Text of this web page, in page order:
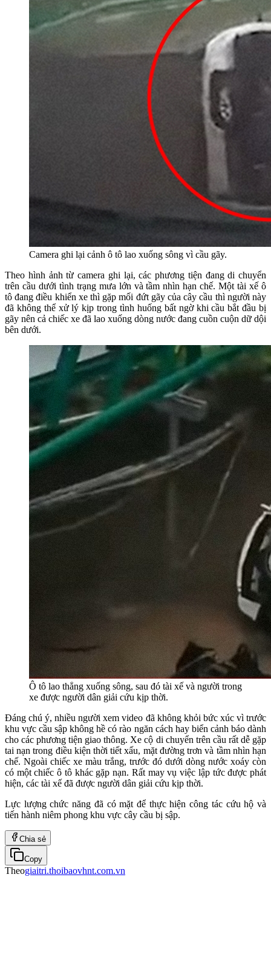
Camera ghi lại cảnh ô tô lao xuống sông vì cầu gãy.
Theo hình ảnh từ camera ghi lại, các phương tiện đang di chuyển
trên cầu dưới tình trạng mưa lớn và tầm nhìn hạn chế. Một tài xế ô
tô đang điều khiển xe thì gặp mối đứt gãy của cây cầu thì người này
đã không thể xử lý kịp trong tình huống bất ngờ khi cầu bắt đầu bị
gãy nên cả chiếc xe đã lao xuống dòng nước đang cuồn cuộn dữ dội
bên dưới.
Ô tô lao thẳng xuống sông, sau đó tài xế và người trong
xe được người dân giải cứu kịp thời.
Đáng chú ý, nhiều người xem video đã không khỏi bức xúc vì trước
khu vực cầu sập không hề có rào ngăn cách hay biển cảnh báo dành
cho các phương tiện giao thông. Xe cộ di chuyển trên cầu rất dễ gặp
tai nạn trong điều kiện thời tiết xấu, mặt đường trơn và tầm nhìn hạn
chế. Ngoài chiếc xe màu trắng, trước đó dưới dòng nước xoáy còn
có một chiếc ô tô khác gặp nạn. Rất may vụ việc lập tức được phát
hiện, các tài xế đã được người dân giải cứu kịp thời.
Lực lượng chức năng đã có mặt để thực hiện công tác cứu hộ và
tiến hành niêm phong khu vực cây cầu bị sập.
Chia sẻ
Copy
Theogiaitri.thoibaovhnt.com.vn